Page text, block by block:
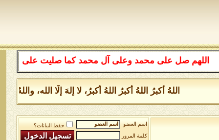
صل على محمد وعلى آل محمد كما صليت على إبراهيم
اللهُ أكبرُ اللهُ أكبرُ اللهُ أكبرُ، لا إلهَ إلَّا الله،
اسم العضو
حفظ البيانات؟
كلمة المرور